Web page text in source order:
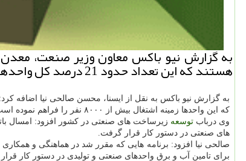
هستند كه این تعداد حدود 21 درصد كل واحدهای تولیدی به بهره برداری رسیده است.
که این واحدها زمینه اشتغال بیش از ۸۰۰۰ نفر را فراهم نموده است.
وی درباب توسعه زیرساخت های صنعتی در کشور افزود: امسال
های صنعتی در دستور کار قرار گرفت.
صالحی نیا افزود: برنامه هایی که مقرر شد در هماهنگی و همکاری
برای تامین آب و برق واحدهای صنعتی و تولیدی در دستور کار قرار